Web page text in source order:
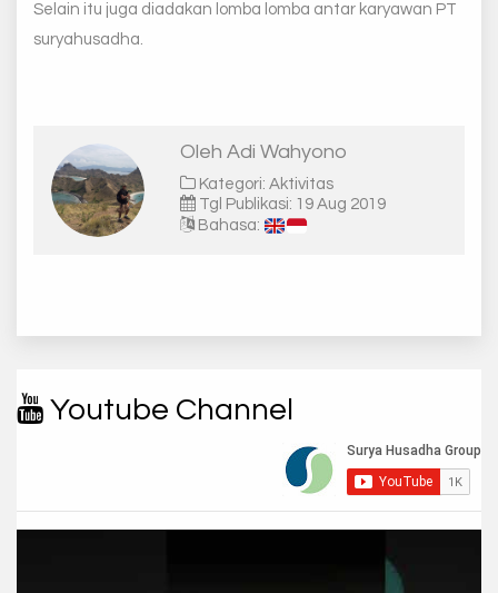
Selain itu juga diadakan lomba lomba antar karyawan PT
suryahusadha.
Oleh Adi Wahyono
Kategori: Aktivitas
Tgl Publikasi: 19 Aug 2019
Bahasa:
Youtube Channel